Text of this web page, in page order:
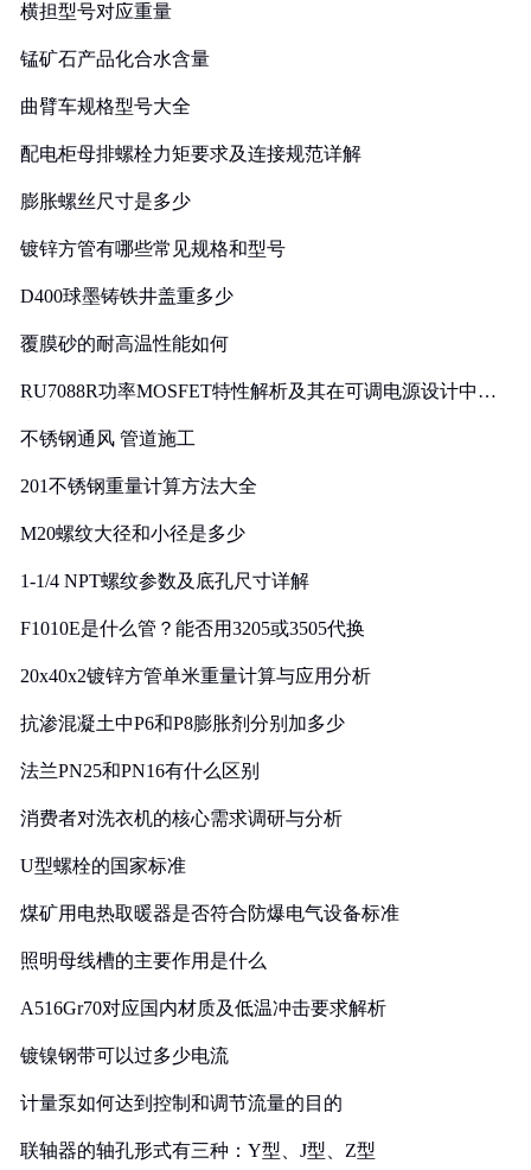
横担型号对应重量
锰矿石产品化合水含量
曲臂车规格型号大全
配电柜母排螺栓力矩要求及连接规范详解
膨胀螺丝尺寸是多少
镀锌方管有哪些常见规格和型号
D400球墨铸铁井盖重多少
覆膜砂的耐高温性能如何
RU7088R功率MOSFET特性解析及其在可调电源设计中的
不锈钢通风 管道施工
201不锈钢重量计算方法大全
M20螺纹大径和小径是多少
1-1/4 NPT螺纹参数及底孔尺寸详解
F1010E是什么管？能否用3205或3505代换
20x40x2镀锌方管单米重量计算与应用分析
抗渗混凝土中P6和P8膨胀剂分别加多少
法兰PN25和PN16有什么区别
消费者对洗衣机的核心需求调研与分析
U型螺栓的国家标准
煤矿用电热取暖器是否符合防爆电气设备标准
照明母线槽的主要作用是什么
A516Gr70对应国内材质及低温冲击要求解析
镀镍钢带可以过多少电流
计量泵如何达到控制和调节流量的目的
联轴器的轴孔形式有三种：Y型、J型、Z型